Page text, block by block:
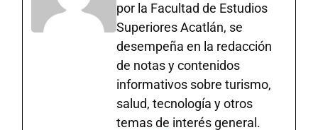
por la Facultad de Estudios
Superiores Acatlán, se
desempeña en la redacción
de notas y contenidos
informativos sobre turismo,
salud, tecnología y otros
temas de interés general.